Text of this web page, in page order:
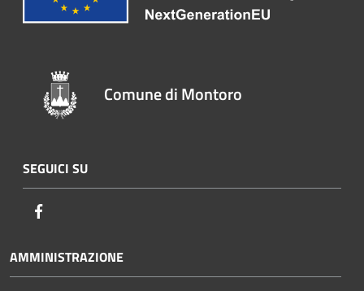
Comune di Montoro
SEGUICI SU
AMMINISTRAZIONE